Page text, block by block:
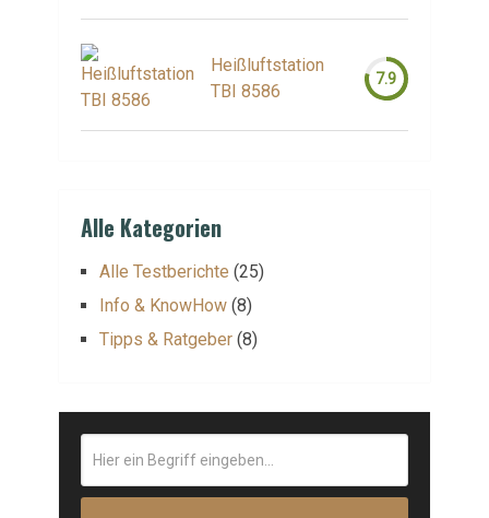
Heißluftstation
TBI 8586
7.9
Alle Kategorien
Alle Testberichte (25)
Info & KnowHow(8)
Tipps & Ratgeber(8)